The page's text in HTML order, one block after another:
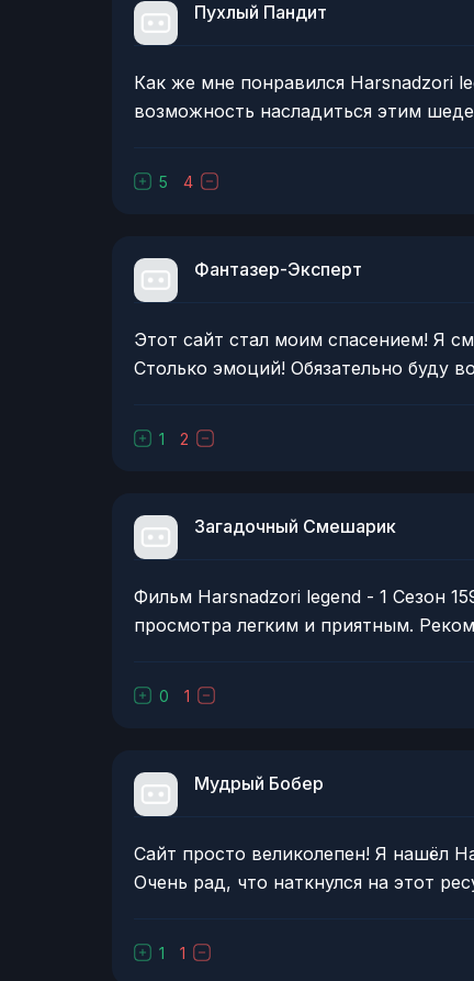
Пухлый Пандит
Как же мне понравился Harsnadzori
возможность насладиться этим
5 4
Фантазер-Эксперт
Этот сайт стал моим спасением! Я
Столько эмоций! Обязательно буду
1 2
Загадочный Смешарик
Фильм Harsnadzori legend - 1 Сезон
просмотра легким и приятным.
0 1
Мудрый Бобер
Сайт просто великолепен! Я нашёл
Очень рад, что наткнулся на этот
1 1